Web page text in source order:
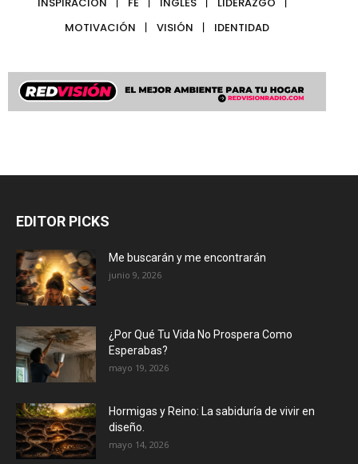
MOTIVACIÓN
VISIÓN IDENTIDAD
EDITOR PICKS
Me buscarán y me encontrarán
junio 9, 2026
¿Por Qué Tu Vida No Prospera Como
Esperabas?
mayo 19, 2026
Hormigas y Reino: La sabiduría de vivir en
diseño.
mayo 14, 2026